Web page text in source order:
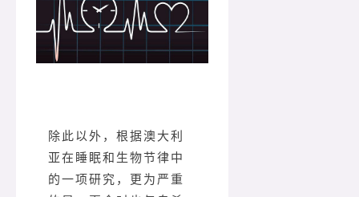
除此以外，根据澳大利
亚在睡眠和生物节律中
的一项研究，更为严重